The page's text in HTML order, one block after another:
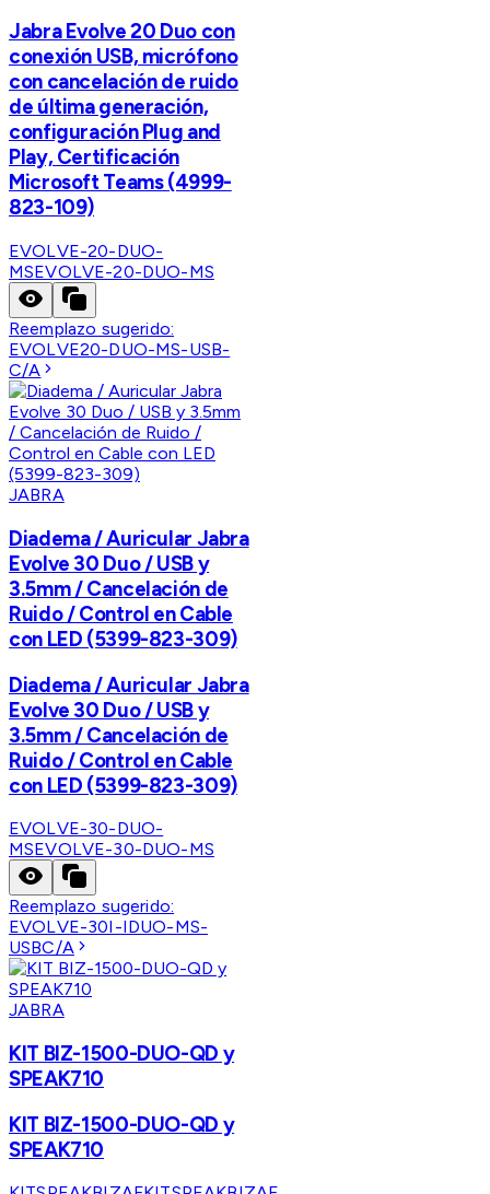
Jabra Evolve 20 Duo con
conexión USB, micrófono
con cancelación de ruido
de última generación,
configuración Plug and
Play, Certificación
Microsoft Teams (4999-
823-109)
EVOLVE-20-DUO-
MSEVOLVE-20-DUO-MS
Reemplazo sugerido:
EVOLVE20-DUO-MS-USB-
C/A
JABRA
Diadema / Auricular Jabra
Evolve 30 Duo / USB y
3.5mm / Cancelación de
Ruido / Control en Cable
con LED (5399-823-309)
Diadema / Auricular Jabra
Evolve 30 Duo / USB y
3.5mm / Cancelación de
Ruido / Control en Cable
con LED (5399-823-309)
EVOLVE-30-DUO-
MSEVOLVE-30-DUO-MS
Reemplazo sugerido:
EVOLVE-30I-IDUO-MS-
USBC/A
JABRA
KIT BIZ-1500-DUO-QD y
SPEAK710
KIT BIZ-1500-DUO-QD y
SPEAK710